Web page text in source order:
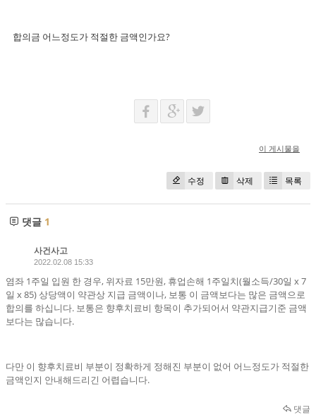
합의금 어느정도가 적절한 금액인가요?
이 게시물을
수정 삭제 목록
댓글 1
사건사고
2022.02.08 15:33
염좌 1주일 입원 한 경우, 위자료 15만원, 휴업손해 1주일치(월소득/30일 x 7
일 x 85) 상당액이 약관상 지급 금액이나, 보통 이 금액보다는 많은 금액으로
합의를 하십니다. 보통은 향후치료비 항목이 추가되어서 약관지급기준 금액
보다는 많습니다.
다만 이 향후치료비 부분이 정확하게 정해진 부분이 없어 어느정도가 적절한
금액인지 안내해드리긴 어렵습니다.
댓글